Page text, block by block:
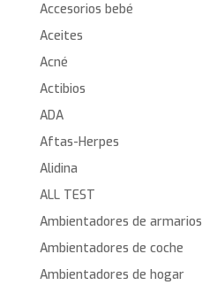
Accesorios bebé
Aceites
Acné
Actibios
ADA
Aftas-Herpes
Alidina
ALL TEST
Ambientadores de armarios
Ambientadores de coche
Ambientadores de hogar